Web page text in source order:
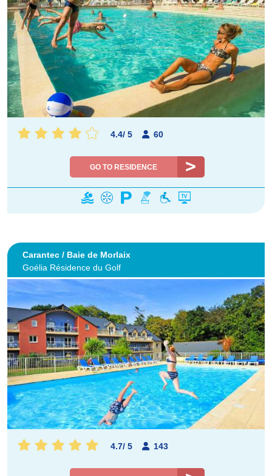
4.4/ 5 60
GO TO RESIDENCE
Carantec / Baie de Morlaix
Goélia Résidence du Golf
4.7/ 5 143